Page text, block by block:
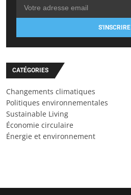
S'INSCRIRE
CATÉGORIES
Changements climatiques
Politiques environnementales
Sustainable Living
Économie circulaire
Énergie et environnement